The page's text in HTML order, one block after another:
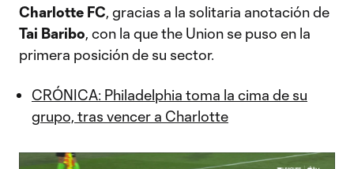
Charlotte FC, gracias a la solitaria anotación de
Tai Baribo, con la que the Union se puso en la
primera posición de su sector.
CRÓNICA: Philadelphia toma la cima de su
grupo, tras vencer a Charlotte